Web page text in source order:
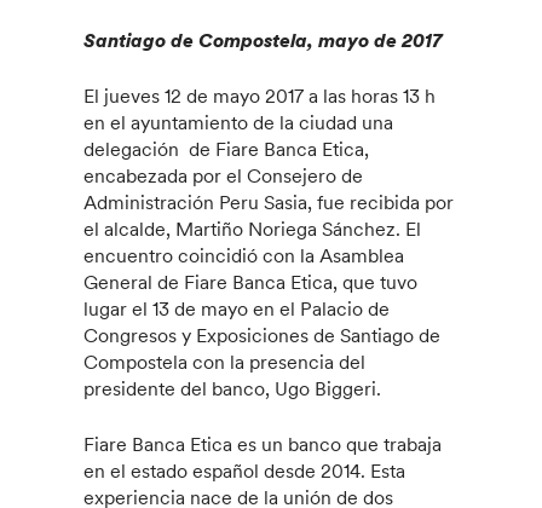
Santiago de Compostela, mayo de 2017
El jueves 12 de mayo 2017 a las horas 13 h
en el ayuntamiento de la ciudad una
delegación de Fiare Banca Etica,
encabezada por el Consejero de
Administración Peru Sasia, fue recibida por
el alcalde, Martiño Noriega Sánchez. El
encuentro coincidió con la Asamblea
General de Fiare Banca Etica, que tuvo
lugar el 13 de mayo en el Palacio de
Congresos y Exposiciones de Santiago de
Compostela con la presencia del
presidente del banco, Ugo Biggeri.
Fiare Banca Etica es un banco que trabaja
en el estado español desde 2014. Esta
experiencia nace de la unión de dos